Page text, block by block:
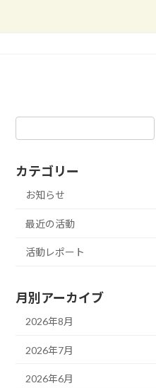
カテゴリー
お知らせ
最近の活動
活動レポート
月別アーカイブ
2026年8月
2026年7月
2026年6月